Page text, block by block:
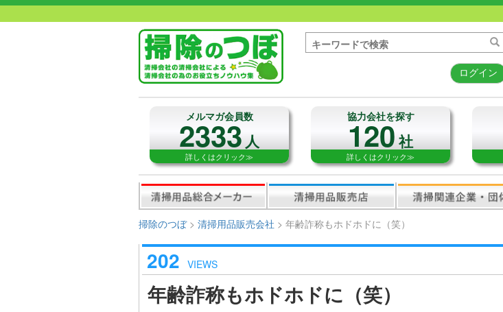
ログイン
メルマガ会員数
2333人
詳しくはクリック≫
協力会社を探す
120社
詳しくはクリック≫
掃除のつぼ> 清掃用品販売会社 > 年齢詐称もホドホドに（笑）
202 VIEWS
年齢詐称もホドホドに（笑）